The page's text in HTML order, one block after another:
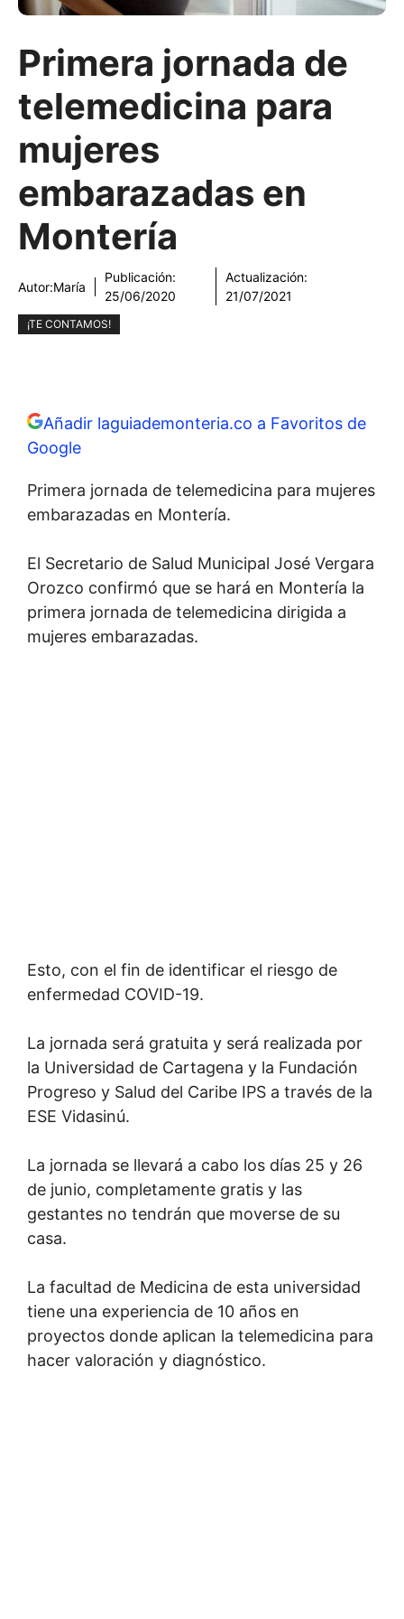
Primera jornada de
telemedicina para
mujeres
embarazadas en
Montería
Autor:María
Publicación:
25/06/2020
Actualización:
21/07/2021
¡TE CONTAMOS!
Añadir laguiademonteria.co a Favoritos de
Google
Primera jornada de telemedicina para mujeres
embarazadas en Montería.
El Secretario de Salud Municipal José Vergara
Orozco confirmó que se hará en Montería la
primera jornada de telemedicina dirigida a
mujeres embarazadas.
Esto, con el fin de identificar el riesgo de
enfermedad COVID-19.
La jornada será gratuita y será realizada por
la Universidad de Cartagena y la Fundación
Progreso y Salud del Caribe IPS a través de la
ESE Vidasinú.
La jornada se llevará a cabo los días 25 y 26
de junio, completamente gratis y las
gestantes no tendrán que moverse de su
casa.
La facultad de Medicina de esta universidad
tiene una experiencia de 10 años en
proyectos donde aplican la telemedicina para
hacer valoración y diagnóstico.